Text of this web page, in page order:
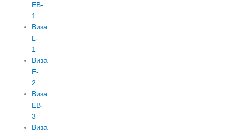
EB-
1
Виза
L-
1
Виза
E-
2
Виза
EB-
3
Виза